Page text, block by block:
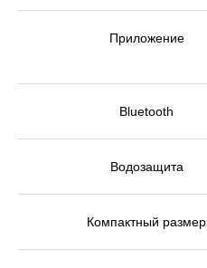
Приложение
Bluetooth
Водозащита
Компактный размер